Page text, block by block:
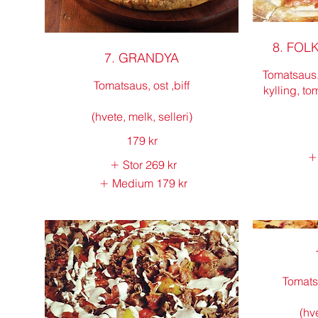
7. GRANDYA
Tomatsaus, ost ,biff
(hvete, melk, selleri)
179 kr
Stor 269 kr
Medium 179 kr
8.
kylling,